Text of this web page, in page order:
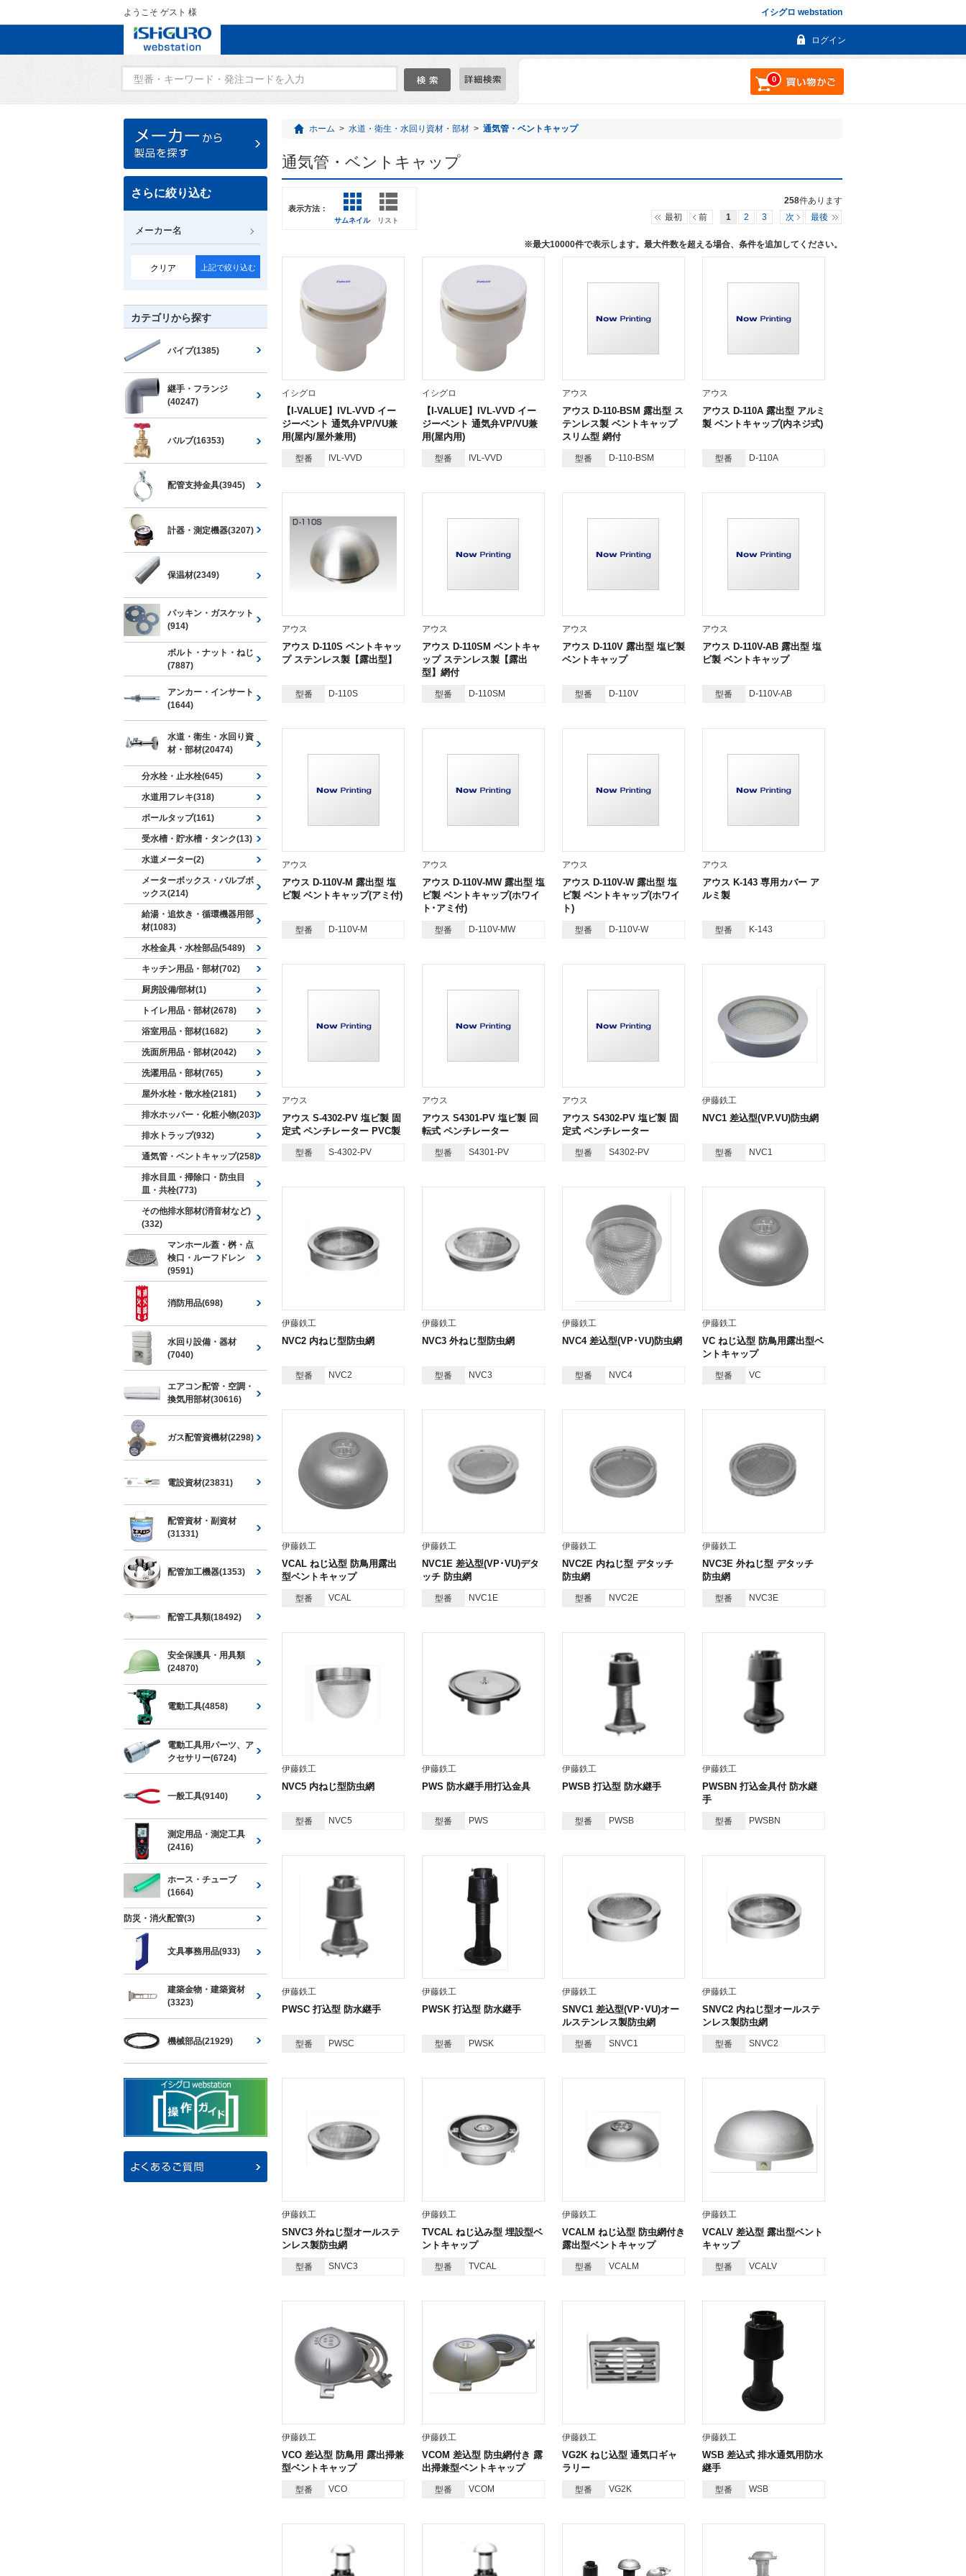
イシグロ webstation
ようこそ ゲスト 様
ログイン
0
ホーム > 水道・衛生・水回り資材・部材 > 通気管・ベントキャップ
通気管・ベントキャップ
表示方法 ：
サムネイル リスト
258件あります
最初
前 1 2 3 次 最後
※最大10000件で表示します。最大件数を超える場合、条件を追加してください。
イシグロ
【I-VALUE】IVL-VVD イー
ジーベント 通気弁VP/VU兼
用(屋内/屋外兼用)
型番 IVL-VVD
イシグロ
【I-VALUE】IVL-VVD イー
ジーベント 通気弁VP/VU兼
用(屋内用)
型番 IVL-VVD
アウス
アウス D-110-BSM 露出型 ス
テンレス製 ベントキャップ
スリム型 網付
型番 D-110-BSM
アウス
アウス D-110A 露出型 アルミ
製 ベントキャップ(内ネジ式)
型番 D-110A
アウス
アウス D-110S ベントキャッ
プ ステンレス製【露出型】
型番 D-110S
アウス
アウス D-110SM ベントキャ
ップ ステンレス製【露出
型】網付
型番 D-110SM
アウス
アウス D-110V 露出型 塩ビ製
ベントキャップ
型番 D-110V
アウス
アウス D-110V-AB 露出型 塩
ビ製 ベントキャップ
型番 D-110V-AB
アウス
アウス D-110V-M 露出型 塩
ビ製 ベントキャップ(アミ付)
型番 D-110V-M
アウス
アウス D-110V-MW 露出型 塩
ビ製 ベントキャップ(ホワイ
ト･アミ付)
型番 D-110V-MW
アウス
アウス D-110V-W 露出型 塩
ビ製 ベントキャップ(ホワイ
ト)
型番 D-110V-W
アウス
アウス K-143 専用カバー ア
ルミ製
型番 K-143
アウス
アウス S-4302-PV 塩ビ製 固
定式 ペンチレーター PVC製
型番 S-4302-PV
アウス
アウス S4301-PV 塩ビ製 回
転式 ペンチレーター
型番 S4301-PV
アウス
アウス S4302-PV 塩ビ製 固
定式 ペンチレーター
型番 S4302-PV
伊藤鉄工
NVC1 差込型(VP.VU)防虫網
型番 NVC1
伊藤鉄工
NVC2 内ねじ型防虫網
型番 NVC2
伊藤鉄工
NVC3 外ねじ型防虫網
型番 NVC3
伊藤鉄工
NVC4 差込型(VP･VU)防虫網
型番 NVC4
伊藤鉄工
VC ねじ込型 防鳥用露出型ベ
ントキャップ
型番 VC
伊藤鉄工
VCAL ねじ込型 防鳥用露出
型ベントキャップ
型番 VCAL
伊藤鉄工
NVC1E 差込型(VP･VU)デタ
ッチ 防虫網
型番 NVC1E
伊藤鉄工
NVC2E 内ねじ型 デタッチ
防虫網
型番 NVC2E
伊藤鉄工
NVC3E 外ねじ型 デタッチ
防虫網
型番 NVC3E
伊藤鉄工
NVC5 内ねじ型防虫網
型番 NVC5
伊藤鉄工
PWS 防水継手用打込金具
型番 PWS
伊藤鉄工
PWSB 打込型 防水継手
型番 PWSB
伊藤鉄工
PWSBN 打込金具付 防水継
手
型番 PWSBN
伊藤鉄工
PWSC 打込型 防水継手
型番 PWSC
伊藤鉄工
PWSK 打込型 防水継手
型番 PWSK
伊藤鉄工
SNVC1 差込型(VP･VU)オー
ルステンレス製防虫網
型番 SNVC1
伊藤鉄工
SNVC2 内ねじ型オールステ
ンレス製防虫網
型番 SNVC2
伊藤鉄工
SNVC3 外ねじ型オールステ
ンレス製防虫網
型番 SNVC3
伊藤鉄工
TVCAL ねじ込み型 埋設型ベ
ントキャップ
型番 TVCAL
伊藤鉄工
VCALM ねじ込型 防虫網付き
露出型ベントキャップ
型番 VCALM
伊藤鉄工
VCALV 差込型 露出型ベント
キャップ
型番 VCALV
伊藤鉄工
VCO 差込型 防鳥用 露出掃兼
型ベントキャップ
型番 VCO
伊藤鉄工
VCOM 差込型 防虫網付き 露
出掃兼型ベントキャップ
型番 VCOM
伊藤鉄工
VG2K ねじ込型 通気口ギャ
ラリー
型番 VG2K
伊藤鉄工
WSB 差込式 排水通気用防水
継手
型番 WSB
さらに絞り込む
メーカー名
クリア 上記で絞り込む
カテゴリから探す
パイプ(1385)
継手・フランジ
(40247)
バルブ(16353)
配管支持金具(3945)
計器・測定機器(3207)
保温材(2349)
パッキン・ガスケット
(914)
ボルト・ナット・ねじ
(7887)
アンカー・インサート
(1644)
水道・衛生・水回り資
材・部材(20474)
分水栓・止水栓(645)
水道用フレキ(318)
ボールタップ(161)
受水槽・貯水槽・タンク(13)
水道メーター(2)
メーターボックス・バルブボ
ックス(214)
給湯・追炊き・循環機器用部
材(1083)
水栓金具・水栓部品(5489)
キッチン用品・部材(702)
厨房設備/部材(1)
トイレ用品・部材(2678)
浴室用品・部材(1682)
洗面所用品・部材(2042)
洗濯用品・部材(765)
屋外水栓・散水栓(2181)
排水ホッパー・化粧小物(203)
排水トラップ(932)
通気管・ベントキャップ(258)
排水目皿・掃除口・防虫目
皿・共栓(773)
その他排水部材(消音材など)
(332)
マンホール蓋・桝・点
検口・ルーフドレン
(9591)
消防用品(698)
水回り設備・器材
(7040)
エアコン配管・空調・
換気用部材(30616)
ガス配管資機材(2298)
電設資材(23831)
配管資材・副資材
(31331)
配管加工機器(1353)
配管工具類(18492)
安全保護具・用具類
(24870)
電動工具(4858)
電動工具用パーツ、ア
クセサリー(6724)
一般工具(9140)
測定用品・測定工具
(2416)
ホース・チューブ
(1664)
防災・消火配管(3)
文具事務用品(933)
建築金物・建築資材
(3323)
機械部品(21929)